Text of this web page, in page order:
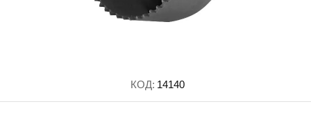
КОД: 14140